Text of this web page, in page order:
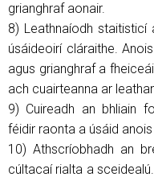
grianghraf aonair.
8) Leathnaíodh staitisticí
úsáideoirí cláraithe.
agus grianghraf a
ach cuairteanna ar
9) Cuireadh an bhliain
féidir raonta a úsáid
10) Athscríobhadh an
cúltacaí rialta a